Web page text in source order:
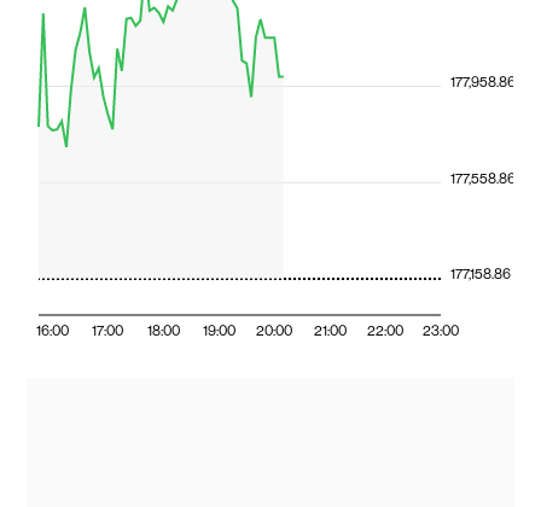
16:00 17:00 18:00 19:00 20:00 21:00 22:00 23:00
177,158.86
177,558.86
177,958.86